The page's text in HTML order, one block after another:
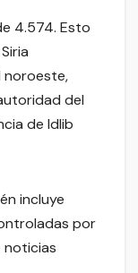
4.574. Esto
noroeste,
del
de Idlib
incluye
por
noticias